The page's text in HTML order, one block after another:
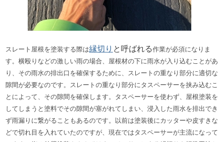
スレート 屋根を塗装する際は縁切り と呼ばれる作業が必須になりま
す。 横殴りなどの激しい雨の場合、 屋根材の下に雨水が入り込むことがあ
り、 その雨水の排出口を確保するために、スレートの重なり部分に適切な
隙間が必要なのです。 スレートの重なり部分に タスペーサーを挟み込むこ
とによって、その隙間を確保します。
タスペーサーを使わず、 屋根塗装を
してしまうと塗料でその隙間が塞がれてしまい、浸入した雨水を排出でき
ず雨漏りに繋がることもあるのです。
以前は塗装後にカッターや皮すきな
どで切れ目を入れていたのですが、現在ではタスペーサーが主流になって